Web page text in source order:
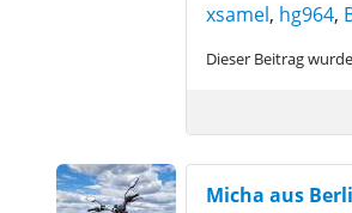
xsamel, hg964,
Dieser Beitrag
Micha aus